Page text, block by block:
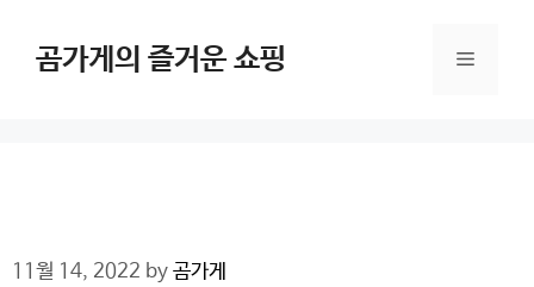
content곰가게의 즐거운 쇼핑 Menu
11월 14, 2022 by 곰가게